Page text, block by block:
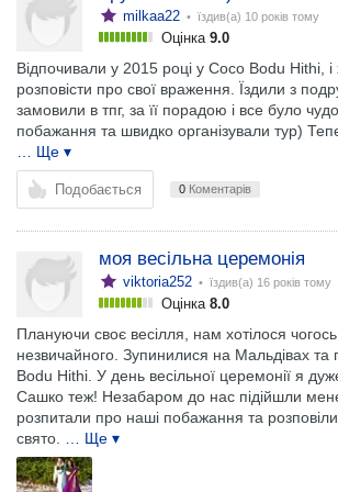
milkaa22 • їздив(а) 10 років тому
Оцінка 9.0
Відпочивали у 2015 році у Coco Bodu Hithi, і
розповісти про свої враження. Їздили з
замовили в тпг, за її порадою і все було
побажання та швидко організували тур)
… Ще ▾
Подобається 0 Коментарів
моя весільна церемонія
viktoria252 • їздив(а) 16 років тому
Оцінка 8.0
Плануючи своє весілля, нам хотілося чогось
незвичайного. Зупинилися на Мальдівах та
Bodu Hithi. У день весільної церемонії я
Сашко теж! Незабаром до нас підійшли
розпитали про наші побажання та
свято.
… Ще ▾